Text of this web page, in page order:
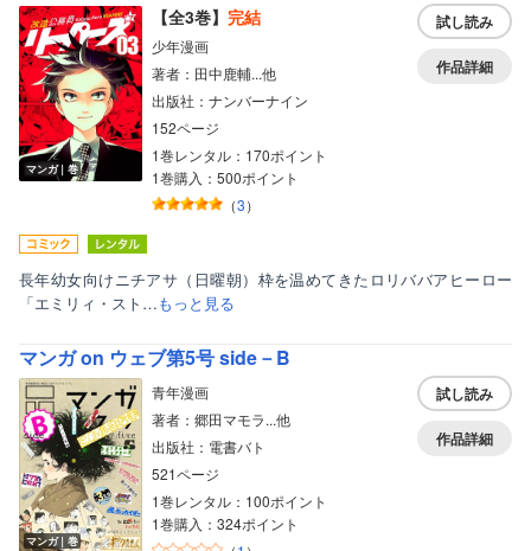
マンガ｜巻
【全3巻】 完結
少年漫画
著者：田中鹿輔...他
出版社：ナンバーナイン
152ページ
1巻レンタル：170ポイント
1巻購入：500ポイント
（3）
試し読み
作品詳細
長年幼女向けニチアサ（日曜朝）枠を温めてきたロリババアヒーロー
「エミリィ・スト…もっと見る
マンガ on ウェブ第5号 side－B
マンガ｜巻
青年漫画
著者：郷田マモラ...他
出版社：電書バト
521ページ
1巻レンタル：100ポイント
1巻購入：324ポイント
試し読み
作品詳細
ボーイズラブ
ティーンズラブ